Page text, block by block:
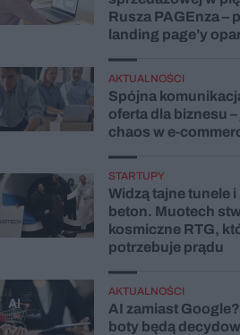
Rusza PAGEnza –
landing page’y
AKTUALNOŚCI
Spójna
oferta dla biznesu –
chaos w e-
STARTUPY
Widzą tajne tunele
beton. Muotech
kosmiczne RTG,
potrzebuje prądu
AKTUALNOŚCI
AI zamiast
boty będą